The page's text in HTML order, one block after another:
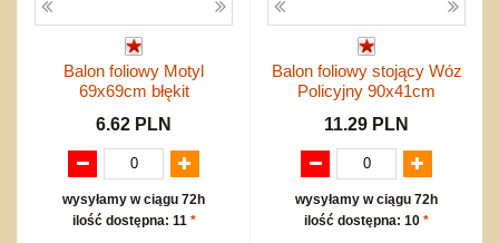
Balon foliowy Motyl
69x69cm błękit
6.62 PLN
wysyłamy w ciągu 72h
ilość dostępna: 11 *
Balon foliowy stojący Wóz
Policyjny 90x41cm
11.29 PLN
wysyłamy w ciągu 72h
ilość dostępna: 10 *